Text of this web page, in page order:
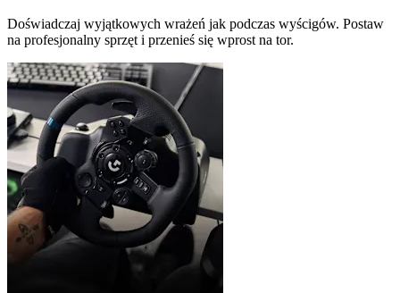
Doświadczaj wyjątkowych wrażeń jak podczas wyścigów. Postaw
na profesjonalny sprzęt i przenieś się wprost na tor.